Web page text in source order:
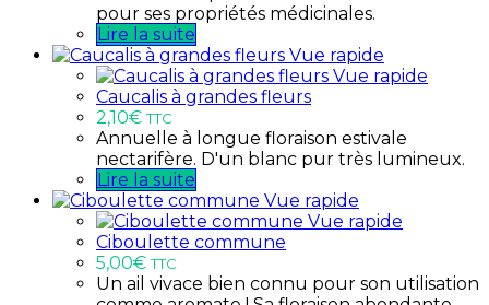
pour ses propriétés médicinales.
Lire la suite
Vue rapide
Vue rapide
Caucalis à grandes fleurs
2,10€ TTC
Annuelle à longue floraison estivale
nectarifère. D'un blanc pur très lumineux.
Lire la suite
Vue rapide
Vue rapide
Ciboulette commune
5,00€ TTC
Un ail vivace bien connu pour son utilisation